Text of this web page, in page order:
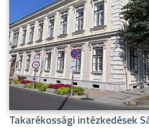
Takarékossági intézkedések